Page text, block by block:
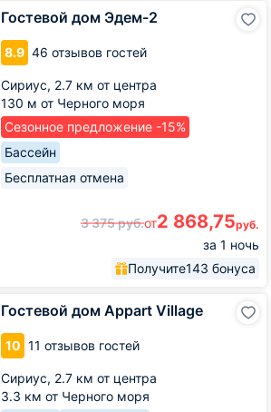
Гостевой дом Эдем-2
8.9 46 отзывов гостей
Сириус, 2.7 км от центра
130 м от Черного моря
Сезонное предложение -15%
Бассейн
Бесплатная отмена
3 375руб.от2 868,75руб.
за 1 ночь
Получите143 бонуса
Гостевой дом Appart Village
10 11 отзывов гостей
Сириус, 2.7 км от центра
3.3 км от Черного моря